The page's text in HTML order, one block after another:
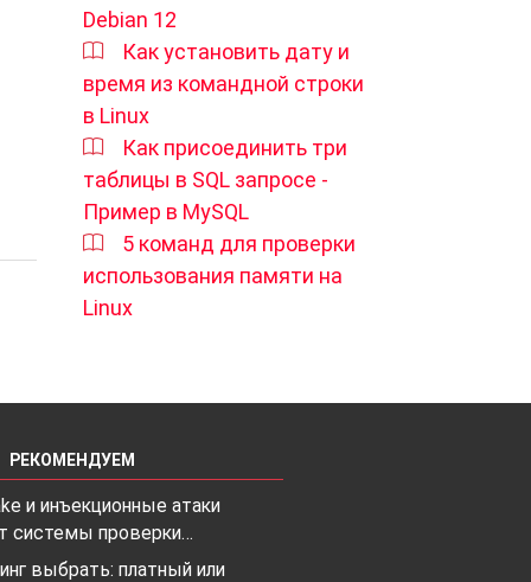
Debian 12
Как установить дату и
время из командной строки
в Linux
Как присоединить три
таблицы в SQL запросе -
Пример в MySQL
5 команд для проверки
использования памяти на
Linux
РЕКОМЕНДУЕМ
и инъекционные атаки
системы проверки…
выбрать: платный или